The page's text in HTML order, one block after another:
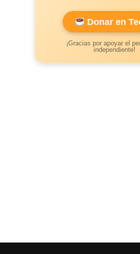
Donar en
¡Gracias por apoyar el
independiente!